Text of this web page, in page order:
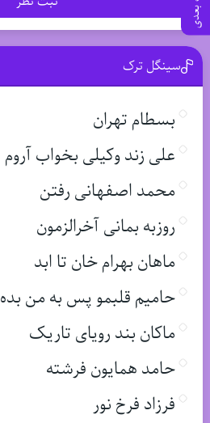
سینگل ترک
بسطام تهران
علی زند وکیلی بخواب آروم
محمد اصفهانی رفتن
روزبه بمانی آخرالزمون
ماهان بهرام خان تا ابد
حامیم قلبمو پس به من بده
ماکان بند رویای تاریک
حامد همایون فرشته
فرزاد فرخ نور